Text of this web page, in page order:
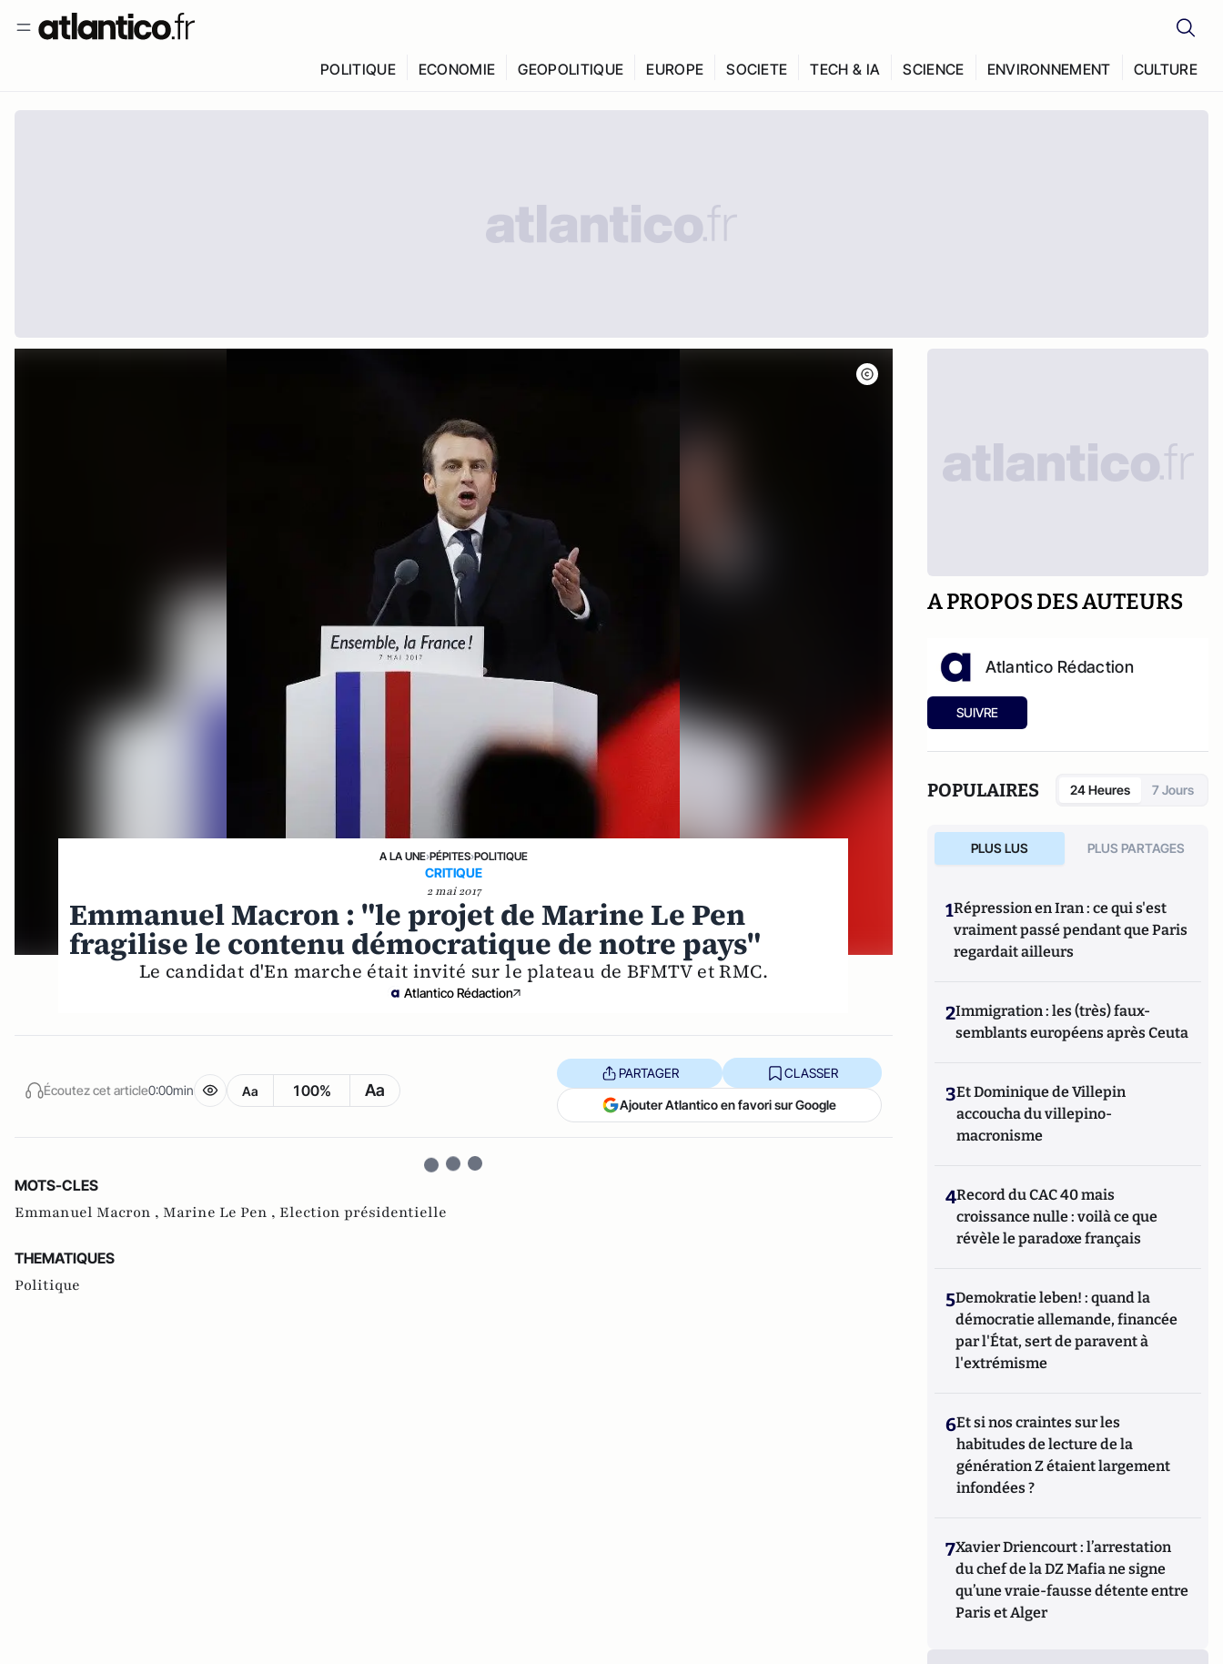
POLITIQUE ECONOMIE GEOPOLITIQUE EUROPE SOCIETE TECH & IA SCIENCE ENVIRONNEMENT CULTURE
A LA UNE›PÉPITES›POLITIQUE
CRITIQUE
2 mai 2017
Emmanuel Macron : "le projet de Marine Le Pen
fragilise le contenu démocratique de notre pays"
Le candidat d'En marche était invité sur le plateau de BFMTV et RMC.
Atlantico Rédaction
Écoutez cet article0:00min Aa 100% Aa
PARTAGER CLASSER
Ajouter Atlantico en favori sur Google
MOTS-CLES
Emmanuel Macron , Marine Le Pen , Election présidentielle
THEMATIQUES
Politique
A PROPOS DES AUTEURS
Atlantico Rédaction
SUIVRE
POPULAIRES 24 Heures 7 Jours
PLUS LUS PLUS PARTAGES
1Répression en Iran : ce qui s'est
vraiment passé pendant que Paris
regardait ailleurs
2Immigration : les (très) faux-
semblants européens après Ceuta
3Et Dominique de Villepin
accoucha du villepino-
macronisme
4Record du CAC 40 mais
croissance nulle : voilà ce que
révèle le paradoxe français
5Demokratie leben! : quand la
démocratie allemande, financée
par l'État, sert de paravent à
l'extrémisme
6Et si nos craintes sur les
habitudes de lecture de la
génération Z étaient largement
infondées ?
7Xavier Driencourt : l’arrestation
du chef de la DZ Mafia ne signe
qu’une vraie-fausse détente entre
Paris et Alger